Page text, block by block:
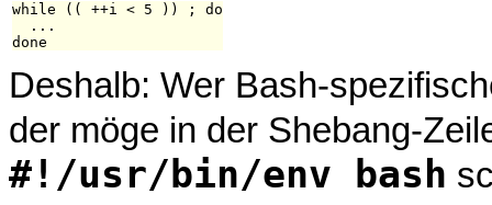
while (( ++i < 5 )) ; do
...
Deshalb: Wer Bash-
der möge in der Shebang-
#!/usr/bin/env bash